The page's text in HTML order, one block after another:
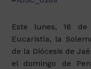
Este lunes, 16
Eucaristía, la
de la Diócesis de
el domingo de